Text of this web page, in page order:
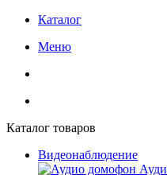
Каталог
Меню
Каталог товаров
Видеонаблюдение